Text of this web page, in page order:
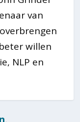
van
willen
NLP en
,